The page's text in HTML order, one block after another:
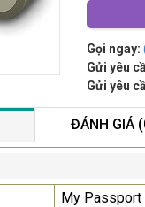
Gọi ngay:
Gửi yêu
Gửi yêu
ĐÁNH GIÁ
My Passport